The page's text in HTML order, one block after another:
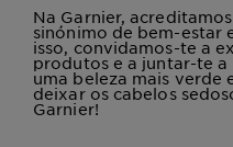
Na Garnier,
sinónimo de bem-estar
isso, convidamos-te a
produtos e a juntar-te a
uma beleza mais verde
deixar os cabelos
Garnier!